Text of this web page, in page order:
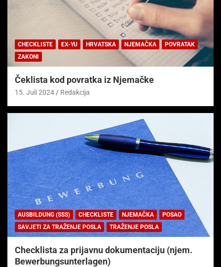
CHECKLISTE EX-YU HRVATSKA NJEMAČKA
POVRATAK
ZAKONI
Čeklista kod povratka iz Njemačke
15. Juli 2024 Redakcija
AUSBILDUNG (SSS) CHECKLISTE NJEMAČKA
POSAO
SAVJETI ZA TRAŽENJE POSLA
TRAŽENJE POSLA
Checklista za prijavnu dokumentaciju (njem.
Bewerbungsunterlagen)